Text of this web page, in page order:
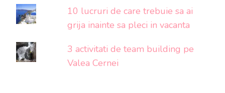
10 lucruri de care trebuie sa ai
grija inainte sa pleci in vacanta
3 activitati de team building pe
Valea Cernei